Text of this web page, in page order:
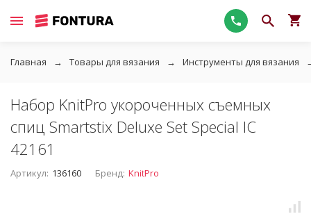
Главная Товары для вязания Инструменты для вязания
Набор KnitPro укороченных съемных
спиц Smartstix Deluxe Set Special IC
42161
Артикул: 136160 Бренд: KnitPro